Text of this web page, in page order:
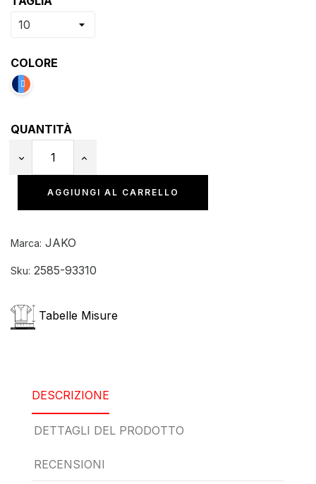
COLORE
QUANTITÀ
AGGIUNGI AL CARRELLO
Marca: JAKO
Sku: 2585-93310
Tabelle Misure
DESCRIZIONE
DETTAGLI DEL PRODOTTO
RECENSIONI